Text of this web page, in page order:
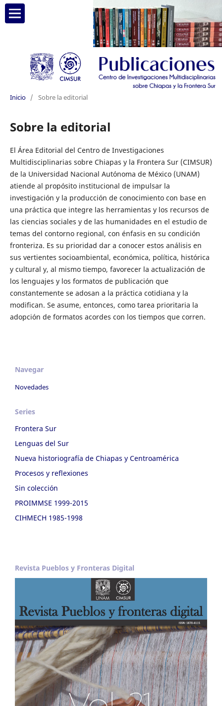
Inicio / Sobre la editorial
Sobre la editorial
El Área Editorial del Centro de Investigaciones
Multidisciplinarias sobre Chiapas y la Frontera Sur (CIMSUR)
de la Universidad Nacional Autónoma de México (UNAM)
atiende al propósito institucional de impulsar la
investigación y la producción de conocimiento con base en
una práctica que integre las herramientas y los recursos de
las ciencias sociales y de las humanidades en el estudio de
temas del contorno regional, con énfasis en su condición
fronteriza. Es su prioridad dar a conocer estos análisis en
sus vertientes socioambiental, económica, política, histórica
y cultural y, al mismo tiempo, favorecer la actualización de
los lenguajes y los formatos de publicación que
constantemente se adosan a la práctica cotidiana y la
modifican. Se asume, entonces, como tarea prioritaria la
adopción de formatos acordes con los tiempos que corren.
Navegar
Novedades
Series
Frontera Sur
Lenguas del Sur
Nueva historiografía de Chiapas y Centroamérica
Procesos y reflexiones
Sin colección
PROIMMSE 1999-2015
CIHMECH 1985-1998
Revista Pueblos y Fronteras Digital